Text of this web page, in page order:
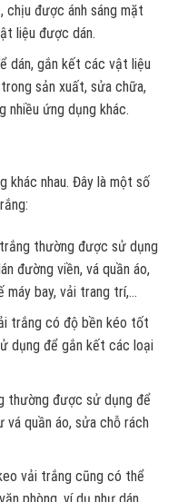
được ánh sáng mặt
liệu được dán.
dán, gắn kết các vật liệu
sản xuất, sửa chữa,
nhiều ứng dụng khác.
khác nhau. Đây là một số
thường được sử dụng
đường viền, vá quần áo,
máy bay, vải trang trí,…
trắng có độ bền kéo tốt
dụng để gắn kết các loại
thường được sử dụng để
quần áo, sửa chỗ rách
vải trắng cũng có thể